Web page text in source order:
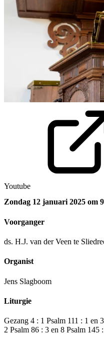
Youtube
Zondag 12 januari 2025 om
Voorganger
ds. H.J. van der Veen te
Organist
Jens Slagboom
Liturgie
Gezang 4 : 1 Psalm 111 : 1 en
2 Psalm 86 : 3 en 8 Psalm 145